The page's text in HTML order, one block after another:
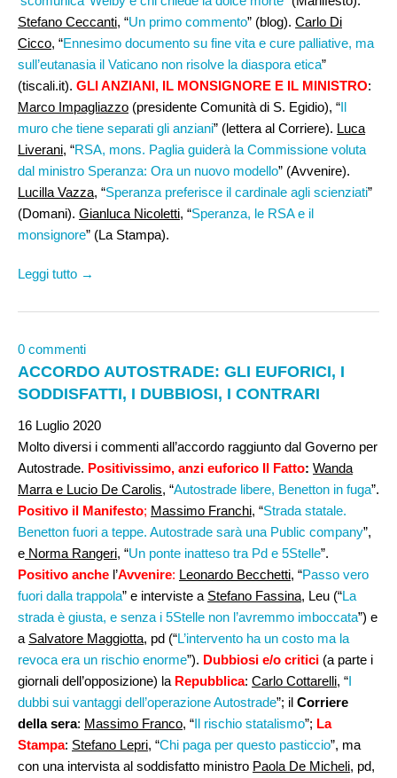
Stefano Ceccanti, “Un primo commento” (blog). Carlo Di
Cicco, “Ennesimo documento su fine vita e cure palliative, ma
sull’eutanasia il Vaticano non risolve la diaspora etica”
(tiscali.it). GLI ANZIANI, IL MONSIGNORE E IL MINISTRO:
Marco Impagliazzo (presidente Comunità di S. Egidio), “Il
muro che tiene separati gli anziani” (lettera al Corriere). Luca
Liverani, “RSA, mons. Paglia guiderà la Commissione voluta
dal ministro Speranza: Ora un nuovo modello” (Avvenire).
Lucilla Vazza, “Speranza preferisce il cardinale agli scienziati”
(Domani). Gianluca Nicoletti, “Speranza, le RSA e il
monsignore” (La Stampa).
Leggi tutto →
0 commenti
ACCORDO AUTOSTRADE: GLI EUFORICI, I
SODDISFATTI, I DUBBIOSI, I CONTRARI
16 Luglio 2020
Molto diversi i commenti all’accordo raggiunto dal Governo per
Autostrade. Positivissimo, anzi euforico Il Fatto: Wanda
Marra e Lucio De Carolis, “Autostrade libere, Benetton in fuga”.
Positivo il Manifesto; Massimo Franchi, “Strada statale.
Benetton fuori a teppe. Autostrade sarà una Public company”,
e Norma Rangeri, “Un ponte inatteso tra Pd e 5Stelle”.
Positivo anche l’Avvenire: Leonardo Becchetti, “Passo vero
fuori dalla trappola” e interviste a Stefano Fassina, Leu (“La
strada è giusta, e senza i 5Stelle non l’avremmo imboccata”) e
a Salvatore Maggiotta, pd (“L’intervento ha un costo ma la
revoca era un rischio enorme”). Dubbiosi e/o critici (a parte i
giornali dell’opposizione) la Repubblica: Carlo Cottarelli, “I
dubbi sui vantaggi dell’operazione Autostrade”; il Corriere
della sera: Massimo Franco, “Il rischio statalismo”; La
Stampa: Stefano Lepri, “Chi paga per questo pasticcio”, ma
con una intervista al soddisfatto ministro Paola De Micheli, pd,